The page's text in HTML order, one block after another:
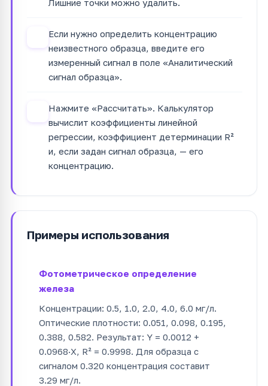
Если нужно определить концентрацию
неизвестного образца, введите его
измеренный сигнал в поле «Аналитический
сигнал образца».
Нажмите «Рассчитать». Калькулятор
вычислит коэффициенты линейной
регрессии, коэффициент детерминации R²
и, если задан сигнал образца, — его
концентрацию.
Примеры использования
Фотометрическое определение
железа
Концентрации: 0.5, 1.0, 2.0, 4.0, 6.0 мг/л.
Оптические плотности: 0.051, 0.098, 0.195,
0.388, 0.582. Результат: Y = 0.0012 +
0.0968·X, R² = 0.9998. Для образца с
сигналом 0.320 концентрация составит
3.29 мг/л.